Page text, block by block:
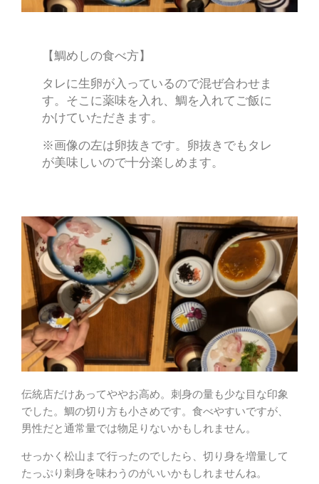
【鯛めしの食べ方】
タレに生卵が入っているので混ぜ合わせま
す。そこに薬味を入れ、鯛を入れてご飯に
かけていただきます。
※画像の左は卵抜きです。卵抜きでもタレ
が美味しいので十分楽しめます。
伝統店だけあってややお高め。刺身の量も少な目な印象
でした。鯛の切り方も小さめです。食べやすいですが、
男性だと通常量では物足りないかもしれません。
せっかく松山まで行ったのでしたら、切り身を増量して
たっぷり刺身を味わうのがいいかもしれませんね。